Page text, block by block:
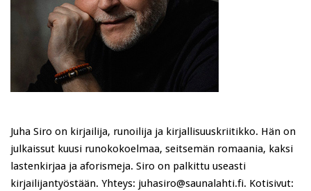
Juha Siro on kirjailija, runoilija ja kirjallisuuskriitikko. Hän on
julkaissut kuusi runokokoelmaa, seitsemän romaania, kaksi
lastenkirjaa ja aforismeja. Siro on palkittu useasti
kirjailijantyöstään. Yhteys: juhasiro@saunalahti.fi. Kotisivut: